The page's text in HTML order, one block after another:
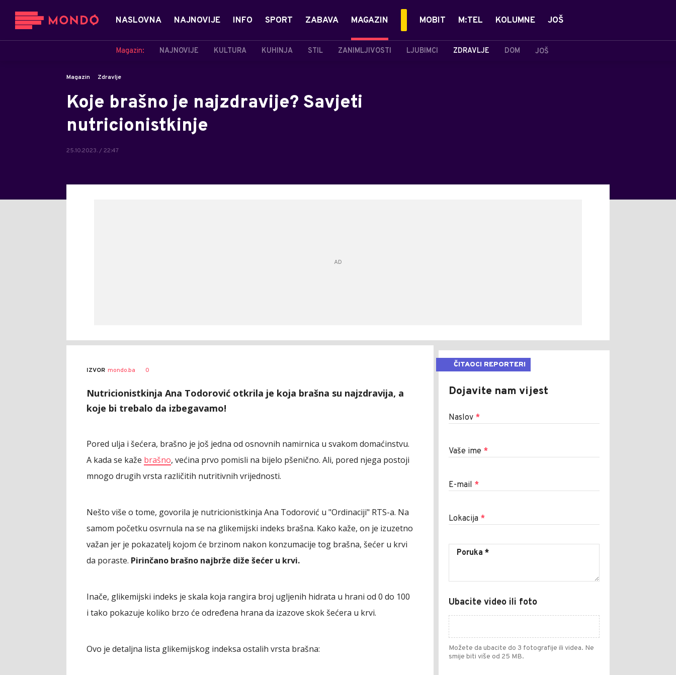
NASLOVNA NAJNOVIJE INFO SPORT ZABAVA MAGAZIN
Magazin: NAJNOVIJE KULTURA KUHINJA STIL ZANIMLJIVOSTI LJUBIMCI ZDRAVLJE DOM JOŠ
MOBIT M:TEL KOLUMNE JOŠ
Magazin Zdravlje
Koje brašno je najzdravije? Savjeti
nutricionistkinje
25.10.2023. / 22:47
IZVOR mondo.ba 0
Nutricionistkinja Ana Todorović otkrila je koja brašna su najzdravija, a
koje bi trebalo da izbegavamo!
Pored ulja i šećera, brašno je još jedna od osnovnih namirnica u svakom domaćinstvu.
A kada se kaže brašno, većina prvo pomisli na bijelo pšenično. Ali, pored njega postoji
mnogo drugih vrsta različitih nutritivnih vrijednosti.
Nešto više o tome, govorila je nutricionistkinja Ana Todorović u "Ordinaciji" RTS-a. Na
samom početku osvrnula na se na glikemijski indeks brašna. Kako kaže, on je izuzetno
važan jer je pokazatelj kojom će brzinom nakon konzumacije tog brašna, šećer u krvi
da poraste. Pirinčano brašno najbrže diže šećer u krvi.
Inače, glikemijski indeks je skala koja rangira broj ugljenih hidrata u hrani od 0 do 100
i tako pokazuje koliko brzo će određena hrana da izazove skok šećera u krvi.
Ovo je detaljna lista glikemijskog indeksa ostalih vrsta brašna:
ČITAOCI REPORTERI
Dojavite nam vijest
Naslov *
Vaše ime *
E-mail *
Lokacija *
Ubacite video ili foto
Možete da ubacite do 3 fotografije ili videa. Ne
smije biti više od 25 MB.